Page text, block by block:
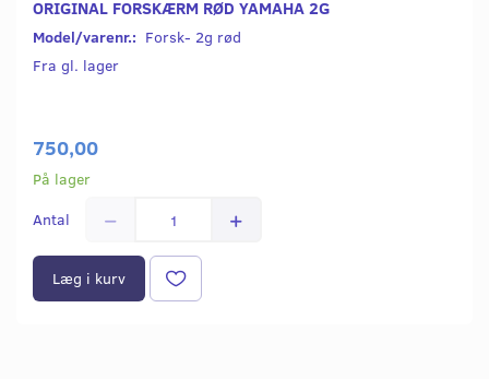
ORIGINAL FORSKÆRM RØD YAMAHA 2G
Model/varenr.: Forsk- 2g rød
Fra gl. lager
750,00
På lager
Antal
Læg i kurv